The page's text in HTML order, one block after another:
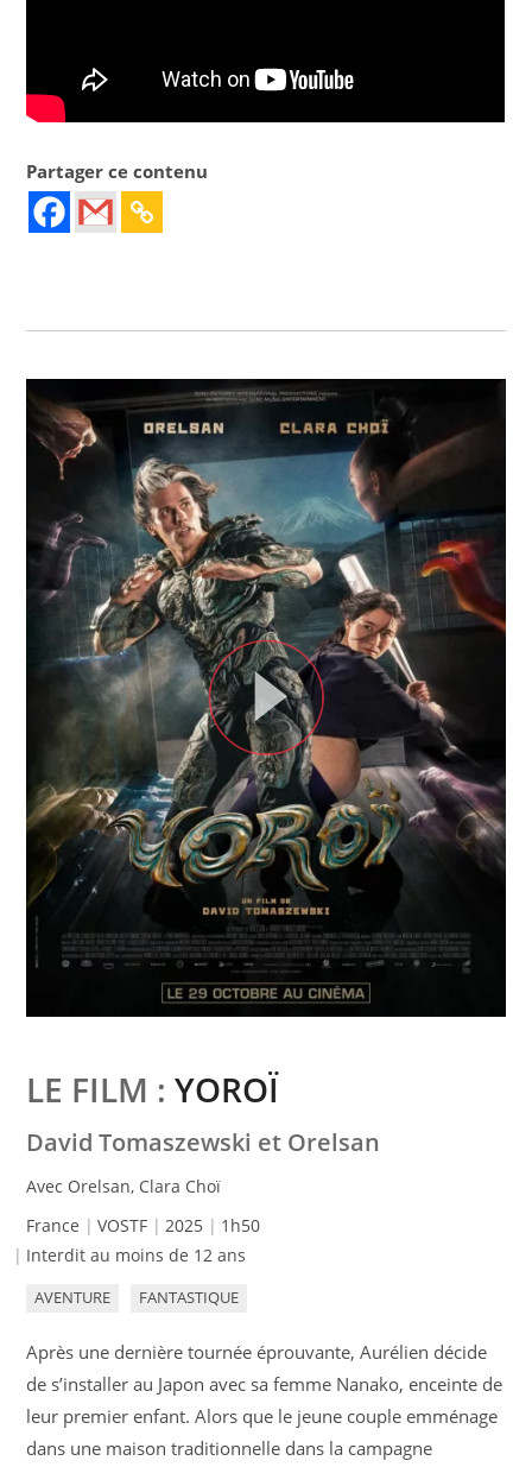
Partager ce contenu
LE FILM :YOROÏ
David Tomaszewski et Orelsan
Avec Orelsan, Clara Choï
France
VOSTF 2025
1h50
Interdit au moins de 12 ans
AVENTURE FANTASTIQUE
Après une dernière tournée éprouvante, Aurélien décide
de s’installer au Japon avec sa femme Nanako, enceinte de
leur premier enfant. Alors que le jeune couple emménage
dans une maison traditionnelle dans la campagne